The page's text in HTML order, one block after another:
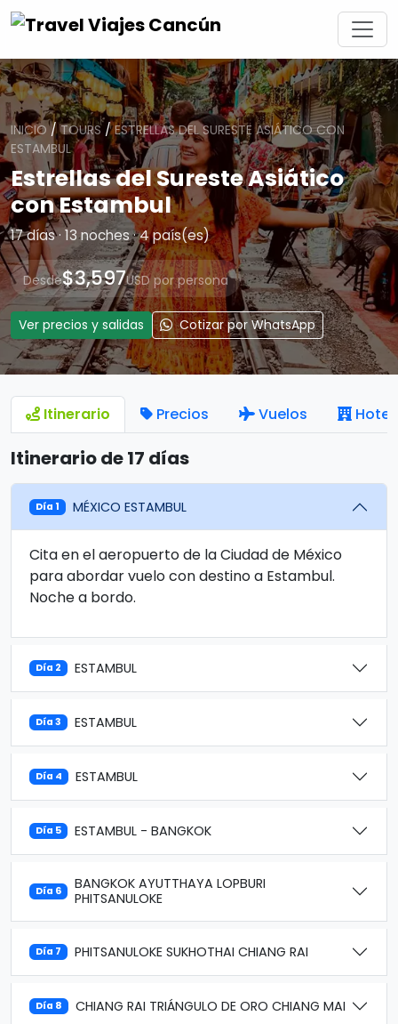
INICIO/TOURS/ESTRELLAS DEL SURESTE ASIÁTICO CON
ESTAMBUL
Estrellas del Sureste Asiático
con Estambul
17 días · 13 noches · 4 país(es)
Desde$3,597USD por persona
Ver precios y salidas Cotizar por WhatsApp
Itinerario Precios Vuelos
Itinerario de 17 días
Día 1 MÉXICO ESTAMBUL
Cita en el aeropuerto de la Ciudad de México
para abordar vuelo con destino a Estambul.
Noche a bordo.
Día 2 ESTAMBUL
Día 3 ESTAMBUL
Día 4 ESTAMBUL
Día 5 ESTAMBUL - BANGKOK
Día 6
BANGKOK AYUTTHAYA LOPBURI
PHITSANULOKE
Día 7 PHITSANULOKE SUKHOTHAI CHIANG RAI
Día 8 CHIANG RAI TRIÁNGULO DE ORO CHIANG MAI